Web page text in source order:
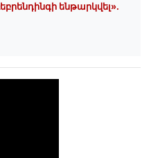
ենթարկվել».